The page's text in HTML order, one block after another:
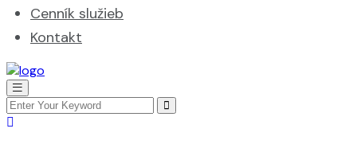
Cenník služieb
Kontakt